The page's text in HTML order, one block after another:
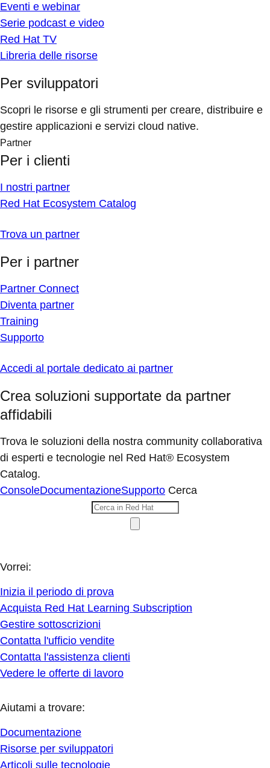
Eventi e webinar
Serie podcast e video
Red Hat TV
Libreria delle risorse
Per sviluppatori
Scopri le risorse e gli strumenti per creare, distribuire e
gestire applicazioni e servizi cloud native.
Partner
Per i clienti
I nostri partner
Red Hat Ecosystem Catalog
Trova un partner
Per i partner
Partner Connect
Diventa partner
Training
Supporto
Accedi al portale dedicato ai partner
Crea soluzioni supportate da partner
affidabili
Trova le soluzioni della nostra community collaborativa
di esperti e tecnologie nel Red Hat® Ecosystem
Catalog.
ConsoleDocumentazioneSupporto Cerca
Vorrei:
Inizia il periodo di prova
Acquista Red Hat Learning Subscription
Gestire sottoscrizioni
Contatta l'ufficio vendite
Contatta l'assistenza clienti
Vedere le offerte di lavoro
Aiutami a trovare:
Documentazione
Risorse per sviluppatori
Articoli sulle tecnologie